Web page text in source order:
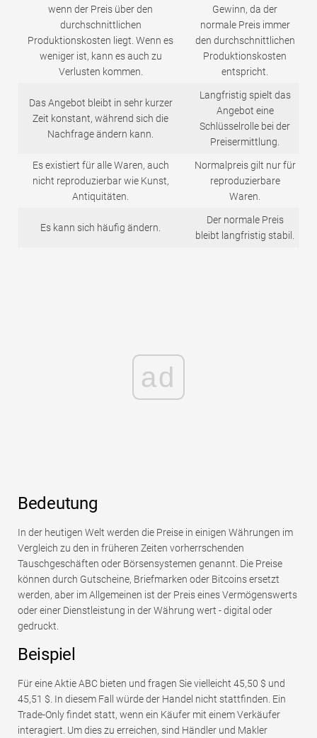
wenn der Preis über den
durchschnittlichen
Produktionskosten liegt. Wenn es
weniger ist, kann es auch zu
Verlusten kommen.
Gewinn, da der
normale Preis immer
den durchschnittlichen
Produktionskosten
entspricht.
Das Angebot bleibt in sehr kurzer
Zeit konstant, während sich die
Nachfrage ändern kann.
Langfristig spielt das
Angebot eine
Schlüsselrolle bei der
Preisermittlung.
Es existiert für alle Waren, auch
nicht reproduzierbar wie Kunst,
Antiquitäten.
Normalpreis gilt nur für
reproduzierbare
Waren.
Es kann sich häufig ändern.
Der normale Preis
bleibt langfristig stabil.
ad
Bedeutung
In der heutigen Welt werden die Preise in einigen Währungen im
Vergleich zu den in früheren Zeiten vorherrschenden
Tauschgeschäften oder Börsensystemen genannt. Die Preise
können durch Gutscheine, Briefmarken oder Bitcoins ersetzt
werden, aber im Allgemeinen ist der Preis eines Vermögenswerts
oder einer Dienstleistung in der Währung wert - digital oder
gedruckt.
Beispiel
Für eine Aktie ABC bieten und fragen Sie vielleicht 45,50 $ und
45,51 $. In diesem Fall würde der Handel nicht stattfinden. Ein
Trade-Only findet statt, wenn ein Käufer mit einem Verkäufer
interagiert. Um dies zu erreichen, sind Händler und Makler